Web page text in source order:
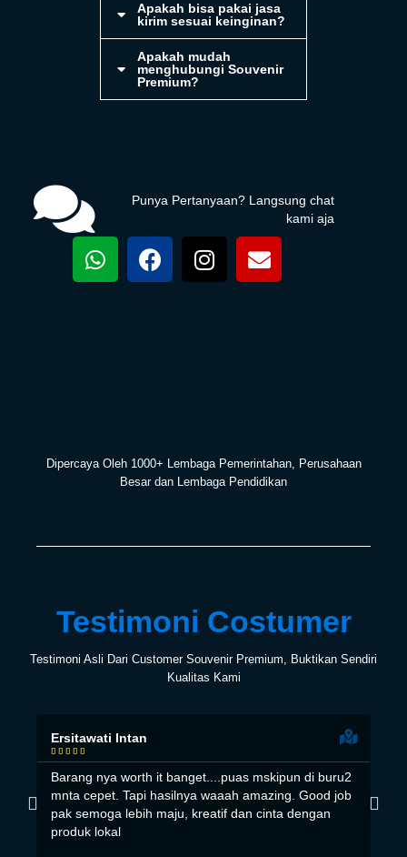
Apakah bisa pakai jasa
kirim sesuai keinginan?
Apakah mudah
menghubungi Souvenir
Premium?
Punya Pertanyaan? Langsung chat
kami aja
Dipercaya Oleh 1000+ Lembaga Pemerintahan, Perusahaan
Besar dan Lembaga Pendidikan
Testimoni Costumer
Testimoni Asli Dari Customer Souvenir Premium, Buktikan Sendiri
Kualitas Kami
Ersitawati Intan
    
Barang nya worth it banget....puas mskipun di buru2
mnta cepet. Tapi hasilnya waaah amazing. Good job
pak semoga lebih maju, kreatif dan cinta dengan
produk lokal